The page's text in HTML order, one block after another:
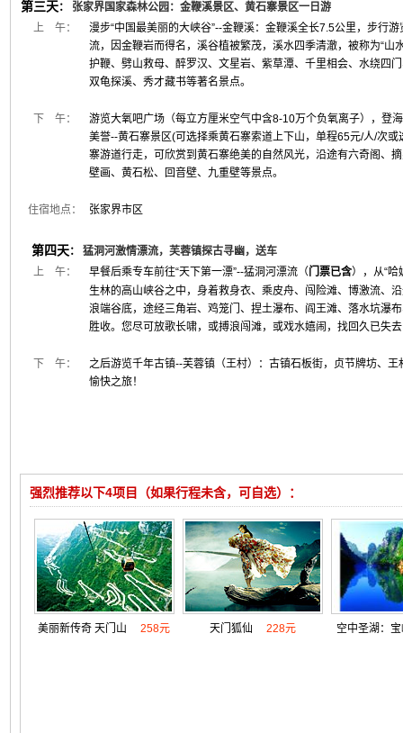
第三天：
张家界国家森林公园：金鞭溪景区、黄石寨景区一日游
上 午：
漫步“中国最美丽的大峡谷”--金鞭溪：金鞭溪全长7.5公里，步行
流，因金鞭岩而得名，溪谷植被繁茂，溪水四季清澈，被称为“山
护鞭、劈山救母、醉罗汉、文星岩、紫草潭、千里相会、水绕四
双龟探溪、秀才藏书等著名景点。
下 午：
游览大氧吧广场（每立方厘米空气中含8-10万个负氧离子），登
美誉--黄石寨景区(可选择乘黄石寨索道上下山，单程65元/人/次
寨游道行走，可欣赏到黄石寨绝美的自然风光，沿途有六奇阁、
壁画、黄石松、回音壁、九重壁等景点。
住宿地点： 张家界市区
第四天：
猛洞河激情漂流，芙蓉镇探古寻幽，送车
上 午：
早餐后乘专车前往“天下第一漂”--猛洞河漂流（ 门票已含），从“哈
生林的高山峡谷之中，身着救身衣、乘皮舟、闯险滩、博激流、
浪端谷底，途经三角岩、鸡笼门、捏土瀑布、阎王滩、落水坑
胜收。您尽可放歌长啸，或搏浪闯滩，或戏水嬉闹，找回久已失
下 午：
之后游览千年古镇--芙蓉镇（王村）：古镇石板街，贞节牌坊、
愉快之旅！
强烈推荐以下4项目（如果行程未含，可自选）：
美丽新传奇 天门山 258元 天门狐仙 228元 空中圣湖：